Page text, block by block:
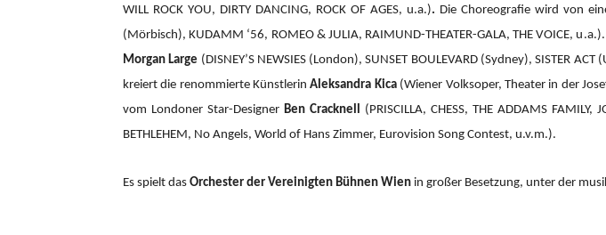
WILL ROCK YOU, DIRTY DANCING, ROCK OF AGES, u.a.). Die Choreografie wird von
(Mörbisch), KUDAMM ‘56, ROMEO & JULIA, RAIMUND-THEATER-GALA, THE VOICE, u.a.).
Morgan Large (DISNEY’S NEWSIES (London), SUNSET BOULEVARD (Sydney), SISTER
kreiert die renommierte KünstlerinAleksandra Kica(Wiener Volksoper, Theater in der
vom Londoner Star-Designer Ben Cracknell (PRISCILLA, CHESS, THE ADDAMS
BETHLEHEM, No Angels, World of Hans Zimmer, Eurovision Song Contest, u.v.m.).
Es spielt das Orchester der Vereinigten Bühnen Wien in großer Besetzung, unter der